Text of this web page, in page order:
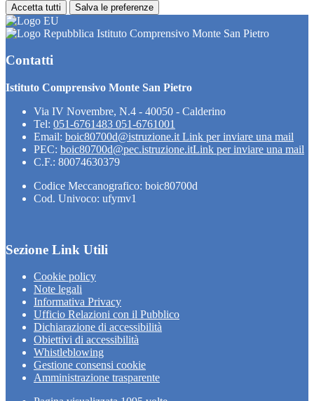
Accetta tutti Salva le preferenze
Istituto Comprensivo Monte San Pietro
Contatti
Istituto Comprensivo Monte San Pietro
Via IV Novembre, N.4 - 40050 - Calderino
Tel: 051-6761483 051-6761001
Email: boic80700d@istruzione.it Link per inviare una mail
PEC: boic80700d@pec.istruzione.itLink per inviare una mail
C.F.: 80074630379
Codice Meccanografico: boic80700d
Cod. Univoco: ufymv1
Sezione Link Utili
Cookie policy
Note legali
Informativa Privacy
Ufficio Relazioni con il Pubblico
Dichiarazione di accessibilità
Obiettivi di accessibilità
Whistleblowing
Gestione consensi cookie
Amministrazione trasparente